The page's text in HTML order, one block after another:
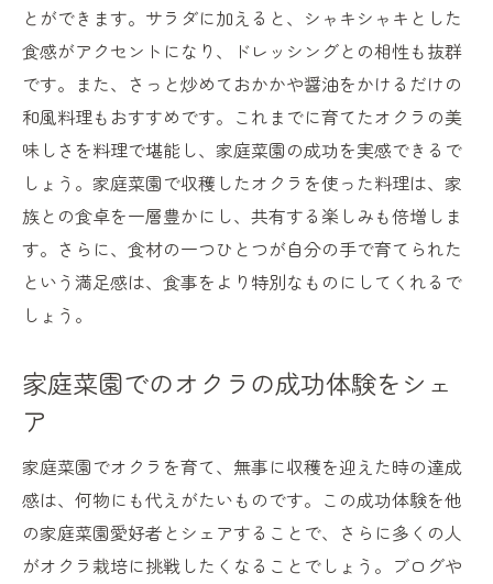
とができます。サラダに加えると、シャキシャキとした
食感がアクセントになり、ドレッシングとの相性も抜群
です。また、さっと炒めておかかや醤油をかけるだけの
和風料理もおすすめです。これまでに育てたオクラの美
味しさを料理で堪能し、家庭菜園の成功を実感できるで
しょう。家庭菜園で収穫したオクラを使った料理は、家
族との食卓を一層豊かにし、共有する楽しみも倍増しま
す。さらに、食材の一つひとつが自分の手で育てられた
という満足感は、食事をより特別なものにしてくれるで
しょう。
家庭菜園でのオクラの成功体験をシェ
ア
家庭菜園でオクラを育て、無事に収穫を迎えた時の達成
感は、何物にも代えがたいものです。この成功体験を他
の家庭菜園愛好者とシェアすることで、さらに多くの人
がオクラ栽培に挑戦したくなることでしょう。ブログや